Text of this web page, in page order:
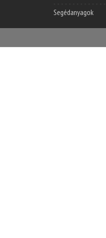
Segédanyagok